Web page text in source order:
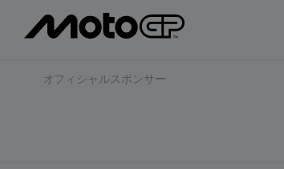
オフィシャルスポンサー